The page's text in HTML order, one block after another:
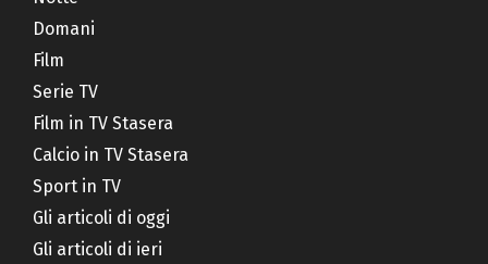
Domani
Film
Serie TV
Film in TV Stasera
Calcio in TV Stasera
Sport in TV
Gli articoli di oggi
Gli articoli di ieri